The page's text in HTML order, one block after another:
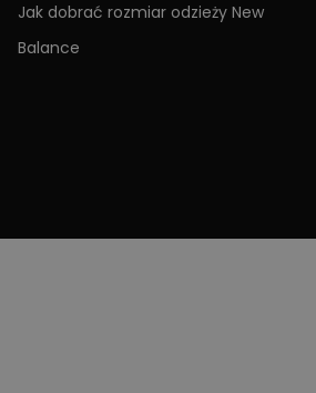
Jak dobrać rozmiar odzieży New
Balance